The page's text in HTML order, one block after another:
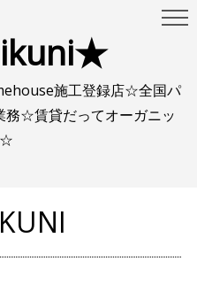
施工登録店☆全国パ
☆賃貸だってオーガニッ